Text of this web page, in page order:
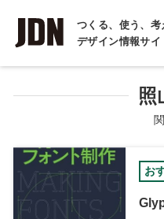
つくる、使う、考
デザイン情報サイ
INTERVIEW
インタビュー
COLUMN
コラム
照
お